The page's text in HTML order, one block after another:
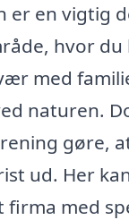
er en vigtig
hvor du
med
naturen.
gøre,
ud. Her
med